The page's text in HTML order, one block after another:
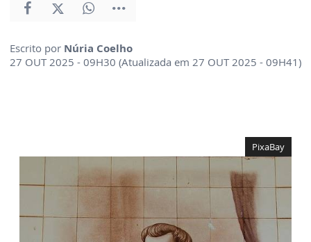
Escrito por Núria Coelho
27 OUT 2025 - 09H30 (Atualizada em 27 OUT 2025 - 09H41)
PixaBay